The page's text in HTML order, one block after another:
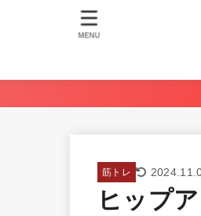
MENU
筋トレ
ヒップ